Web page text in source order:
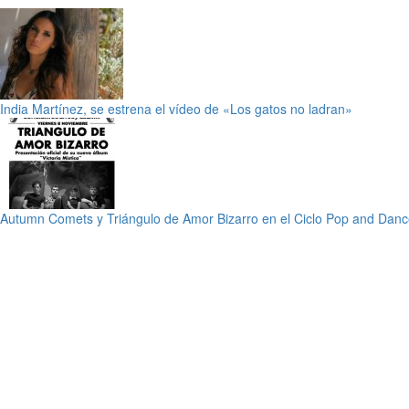
India Martínez, se estrena el vídeo de «Los gatos no ladran»
Autumn Comets y Triángulo de Amor Bizarro en el Ciclo Pop and